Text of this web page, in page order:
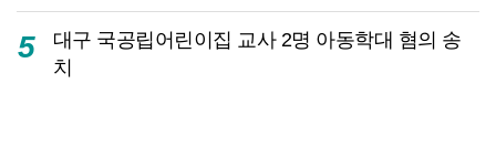
5
대구 국공립어린이집 교사 2명 아동학대 혐의 송
치